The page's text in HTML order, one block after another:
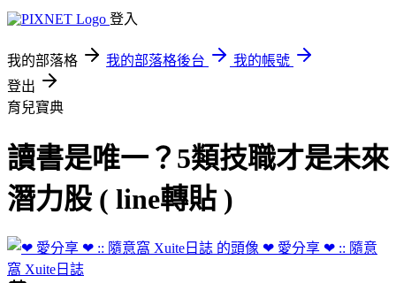
登入
我的部落格 我的部落格後台
我的帳號
登出
育兒寶典
讀書是唯一？5類技職才是未來
潛力股 ( line轉貼 )
❤ 愛分享 ❤ :: 隨意
窩 Xuite日誌